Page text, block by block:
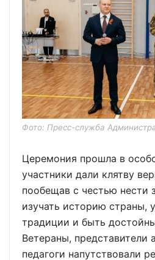
Фото: Пресс-служба
Церемония прошла в
участники дали клятву
пообещав с честью нести
изучать историю страны,
традиции и быть
Ветераны, представители
педагоги напутствовали